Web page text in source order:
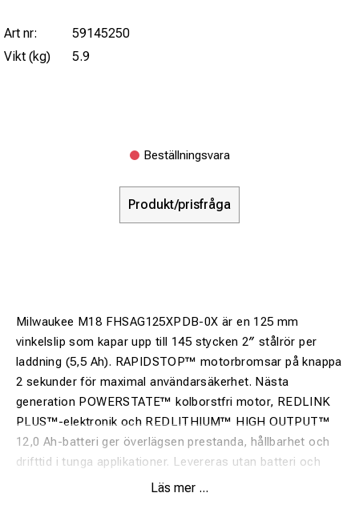
Art nr:
59145250
Vikt (kg)
5.9
Beställningsvara
Produkt/prisfråga
Milwaukee M18 FHSAG125XPDB-0X är en 125 mm
vinkelslip som kapar upp till 145 stycken 2″ stålrör per
laddning (5,5 Ah). RAPIDSTOP™ motorbromsar på knappa
2 sekunder för maximal användarsäkerhet. Nästa
generation POWERSTATE™ kolborstfri motor, REDLINK
PLUS™-elektronik och REDLITHIUM™ HIGH OUTPUT™
12,0 Ah-batteri ger överlägsen prestanda, hållbarhet och
drifttid i tunga applikationer. Levereras utan batteri och
Läs mer ...